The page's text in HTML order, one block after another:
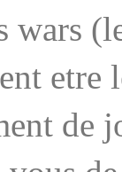
wars
etre
de